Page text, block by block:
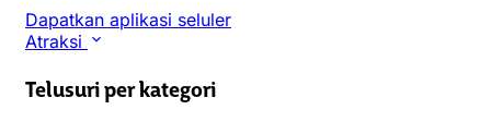
Dapatkan aplikasi seluler
Atraksi
Telusuri per kategori